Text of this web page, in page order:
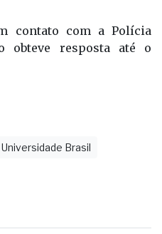
contato com a Polícia
obteve resposta até o
Universidade Brasil